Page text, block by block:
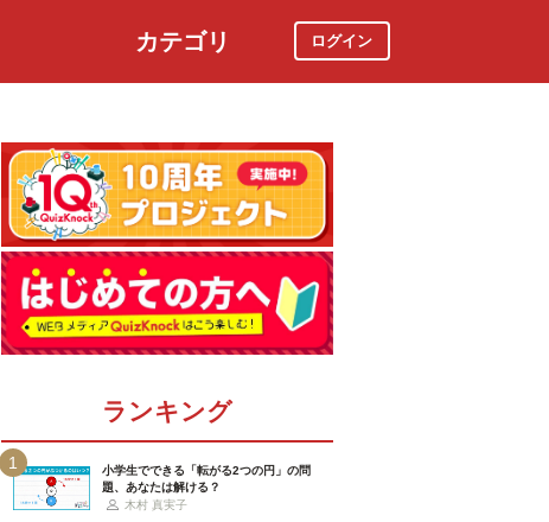
カテゴリ ログイン
ランキング
1
小学生でできる「転がる2つの円」の問
題、あなたは解ける？
木村 真実子